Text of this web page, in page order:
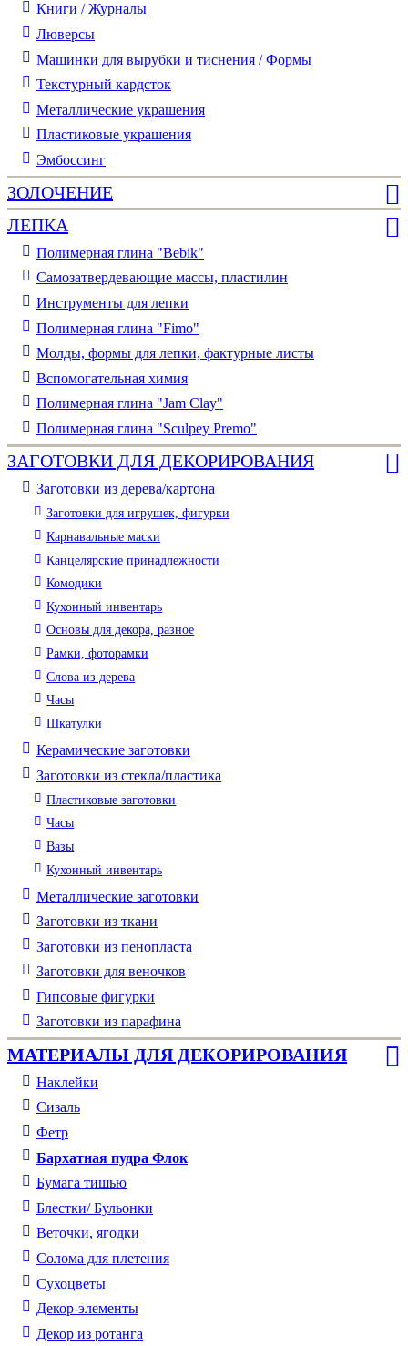
Книги / Журналы
Люверсы
Машинки для вырубки и тиснения / Формы
Текстурный кардсток
Металлические украшения
Пластиковые украшения
Эмбоссинг
ЗОЛОЧЕНИЕ
ЛЕПКА
Полимерная глина "Bebik"
Самозатвердевающие массы, пластилин
Инструменты для лепки
Полимерная глина "Fimo"
Молды, формы для лепки, фактурные листы
Вспомогательная химия
Полимерная глина "Jam Clay"
Полимерная глина "Sculpey Premo"
ЗАГОТОВКИ ДЛЯ ДЕКОРИРОВАНИЯ
Заготовки из дерева/картона
Заготовки для игрушек, фигурки
Карнавальные маски
Канцелярские принадлежности
Комодики
Кухонный инвентарь
Основы для декора, разное
Рамки, фоторамки
Слова из дерева
Часы
Шкатулки
Керамические заготовки
Заготовки из стекла/пластика
Пластиковые заготовки
Часы
Вазы
Кухонный инвентарь
Металлические заготовки
Заготовки из ткани
Заготовки из пенопласта
Заготовки для веночков
Гипсовые фигурки
Заготовки из парафина
МАТЕРИАЛЫ ДЛЯ ДЕКОРИРОВАНИЯ
Наклейки
Сизаль
Фетр
Бархатная пудра Флок
Бумага тишью
Блестки/ Бульонки
Веточки, ягодки
Солома для плетения
Cухоцветы
Декор-элементы
Декор из ротанга